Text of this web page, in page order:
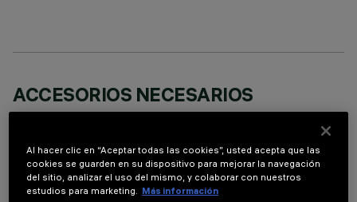
ACCESORIOS NECESARIOS
Al hacer clic en “Aceptar todas las cookies”, usted acepta que las
cookies se guarden en su dispositivo para mejorar la navegación
del sitio, analizar el uso del mismo, y colaborar con nuestros
estudios para marketing.
Más información